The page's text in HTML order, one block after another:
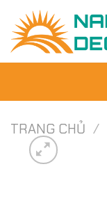
content
TRANG CHỦ /